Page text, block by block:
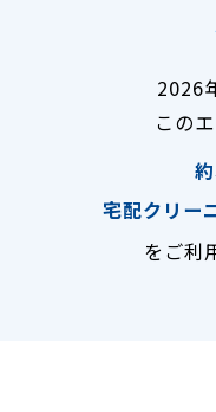
2026
この
約
宅配クリー
をご利